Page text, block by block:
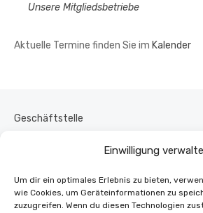
Einwilligung
Um dir ein optimales Erlebnis zu bieten,
wie Cookies, um Geräteinformationen zu
zuzugreifen. Wenn du diesen Technologien
Unsere Mitgliedsbetriebe
Aktuelle Termine finden Sie im Kalender
Geschäftstelle
Vorstand